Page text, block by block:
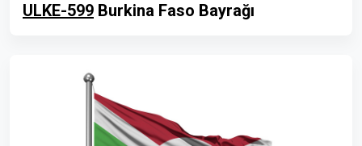
ULKE-599 Burkina Faso Bayrağı